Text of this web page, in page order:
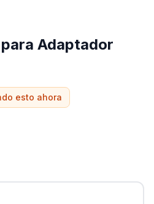
Adaptador
esto ahora